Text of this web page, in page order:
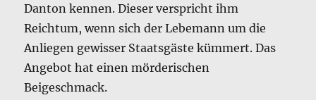
Danton kennen. Dieser verspricht ihm
Reichtum, wenn sich der Lebemann um die
Anliegen gewisser Staatsgäste kümmert. Das
Angebot hat einen mörderischen
Beigeschmack.